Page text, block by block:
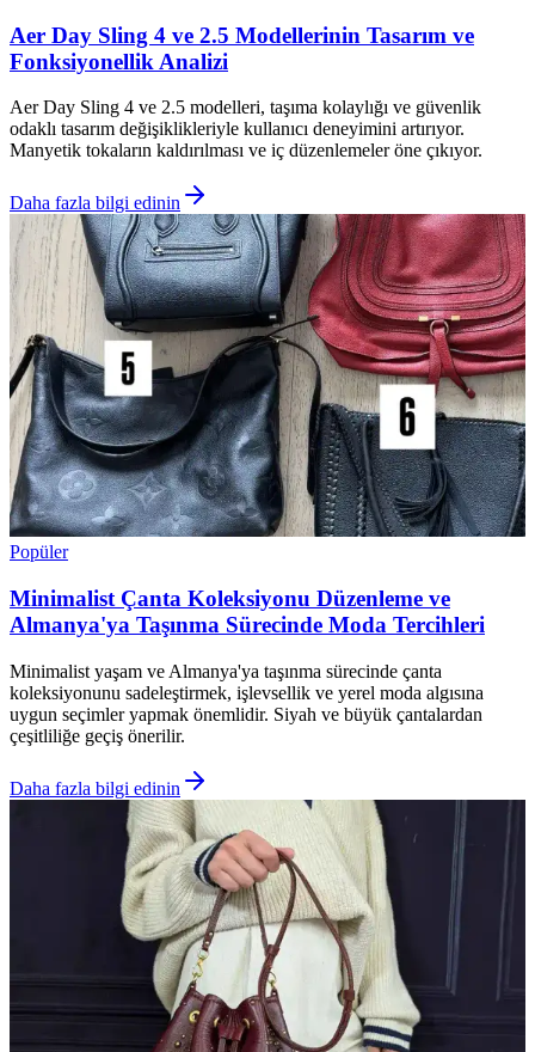
Aer Day Sling 4 ve 2.5 Modellerinin Tasarım ve
Fonksiyonellik Analizi
Aer Day Sling 4 ve 2.5 modelleri, taşıma kolaylığı ve güvenlik
odaklı tasarım değişiklikleriyle kullanıcı deneyimini artırıyor.
Manyetik tokaların kaldırılması ve iç düzenlemeler öne çıkıyor.
Daha fazla bilgi edinin
Popüler
Minimalist Çanta Koleksiyonu Düzenleme ve
Almanya'ya Taşınma Sürecinde Moda Tercihleri
Minimalist yaşam ve Almanya'ya taşınma sürecinde çanta
koleksiyonunu sadeleştirmek, işlevsellik ve yerel moda algısına
uygun seçimler yapmak önemlidir. Siyah ve büyük çantalardan
çeşitliliğe geçiş önerilir.
Daha fazla bilgi edinin